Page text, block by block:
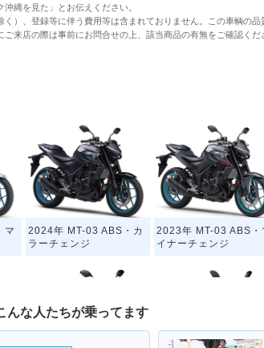
縄を見た」とお伝えください。
）、登録等に伴う費用等は含まれておりません。この車輌の
来店の際は事前にお問合せの上、該当商品の有無をご確認く
マ
2024年 MT-03 ABS・カ
ラーチェンジ
2023年 MT-03 ABS・
イナーチェンジ
んな人たちが乗ってます